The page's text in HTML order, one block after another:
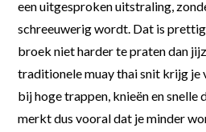
een uitgesproken uitstraling,
schreeuwerig wordt. Dat is
broek niet harder te praten dan
traditionele muay thai snit krijg je
bij hoge trappen, knieën en snelle
merkt dus vooral dat je minder